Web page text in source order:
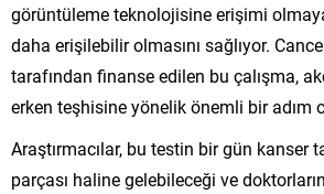
görüntüleme teknolojisine erişimi
daha erişilebilir olmasını sağlıyor.
tarafından finanse edilen bu çalışma,
erken teşhisine yönelik önemli bir adım
Araştırmacılar, bu testin bir gün kanser
parçası haline gelebileceği ve